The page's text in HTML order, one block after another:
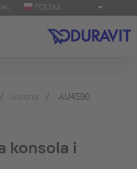
POLSKA
Aurena AU4590
konsola i